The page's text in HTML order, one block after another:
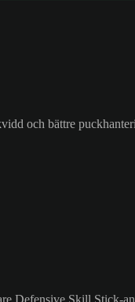
och bättre
Defensive Skill Stick-